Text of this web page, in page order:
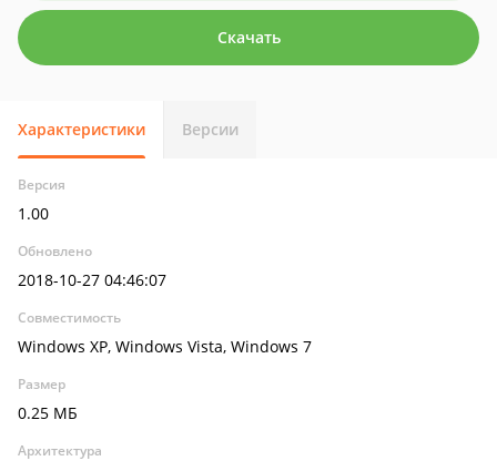
Скачать
Характеристики Версии
Версия
1.00
Обновлено
2018-10-27 04:46:07
Совместимость
Windows XP, Windows Vista, Windows 7
Размер
0.25 МБ
Архитектура